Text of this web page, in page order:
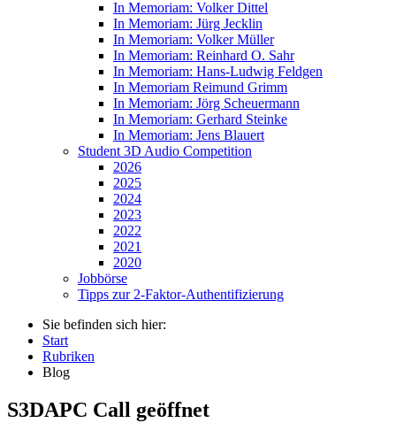
In Memoriam: Volker Dittel
In Memoriam: Jürg Jecklin
In Memoriam: Volker Müller
In Memoriam: Reinhard O. Sahr
In Memoriam: Hans-Ludwig Feldgen
In Memoriam Reimund Grimm
In Memoriam: Jörg Scheuermann
In Memoriam: Gerhard Steinke
In Memoriam: Jens Blauert
Student 3D Audio Competition
2026
2025
2024
2023
2022
2021
2020
Jobbörse
Tipps zur 2-Faktor-Authentifizierung
Sie befinden sich hier:
Start
Rubriken
Blog
S3DAPC Call geöffnet